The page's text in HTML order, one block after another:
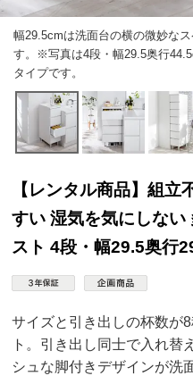
幅29.5cmは洗面台の横の微妙な
す。※写真は4段・幅29.5奥行
タイプです。
【レンタル商品】組立
すい 湿気を気にしない
スト 4段・幅29.5奥行
サイズと引き出しの杯数が
ト。引き出し同士で入れ替
シュな脚付きデザインが洗